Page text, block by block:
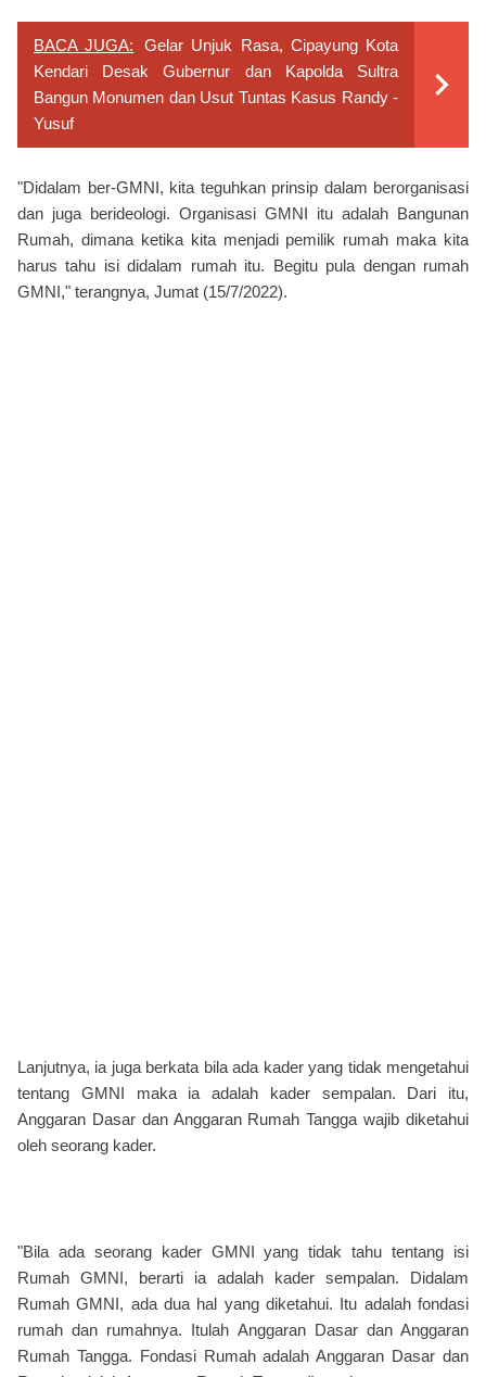
BACA JUGA:
Gelar Unjuk Rasa, Cipayung Kota
Kendari Desak Gubernur dan Kapolda Sultra
Bangun Monumen dan Usut Tuntas Kasus Randy -
Yusuf
"Didalam ber-GMNI, kita teguhkan prinsip dalam berorganisasi
dan juga berideologi. Organisasi GMNI itu adalah Bangunan
Rumah, dimana ketika kita menjadi pemilik rumah maka kita
harus tahu isi didalam rumah itu. Begitu pula dengan rumah
GMNI," terangnya, Jumat (15/7/2022).
Lanjutnya, ia juga berkata bila ada kader yang tidak mengetahui
tentang GMNI maka ia adalah kader sempalan. Dari itu,
Anggaran Dasar dan Anggaran Rumah Tangga wajib diketahui
oleh seorang kader.
"Bila ada seorang kader GMNI yang tidak tahu tentang isi
Rumah GMNI, berarti ia adalah kader sempalan. Didalam
Rumah GMNI, ada dua hal yang diketahui. Itu adalah fondasi
rumah dan rumahnya. Itulah Anggaran Dasar dan Anggaran
Rumah Tangga. Fondasi Rumah adalah Anggaran Dasar dan